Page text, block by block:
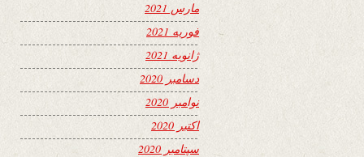
مارس 2021
فوریه 2021
ژانویه 2021
دسامبر 2020
نوامبر 2020
اکتبر 2020
سپتامبر 2020